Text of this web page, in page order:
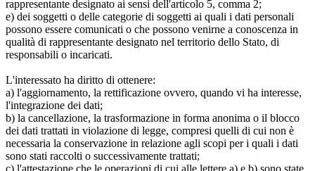
rappresentante designato ai sensi dell'articolo 5, comma 2;
e) dei soggetti o delle categorie di soggetti ai quali i dati personali
possono essere comunicati o che possono venirne a conoscenza in
qualità di rappresentante designato nel territorio dello Stato, di
responsabili o incaricati.
L'interessato ha diritto di ottenere:
a) l'aggiornamento, la rettificazione ovvero, quando vi ha interesse,
l'integrazione dei dati;
b) la cancellazione, la trasformazione in forma anonima o il blocco
dei dati trattati in violazione di legge, compresi quelli di cui non è
necessaria la conservazione in relazione agli scopi per i quali i dati
sono stati raccolti o successivamente trattati;